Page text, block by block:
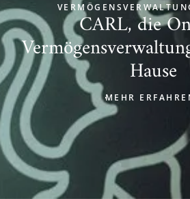
CARL, die
Hause
MEHR